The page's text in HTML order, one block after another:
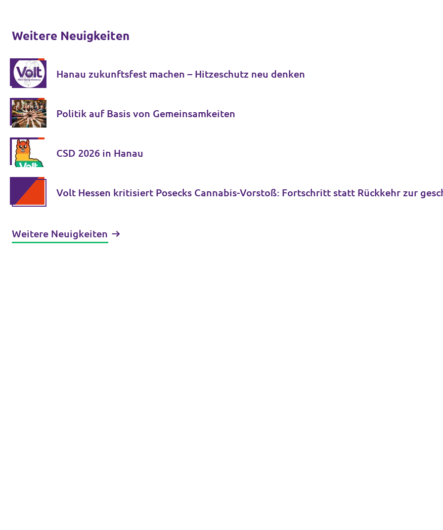
Weitere Neuigkeiten
Hanau zukunftsfest machen – Hitzeschutz neu denken
Politik auf Basis von Gemeinsamkeiten
CSD 2026 in Hanau
Volt Hessen kritisiert Posecks Cannabis-Vorstoß: Fortschritt statt Rückkehr zur
Weitere Neuigkeiten